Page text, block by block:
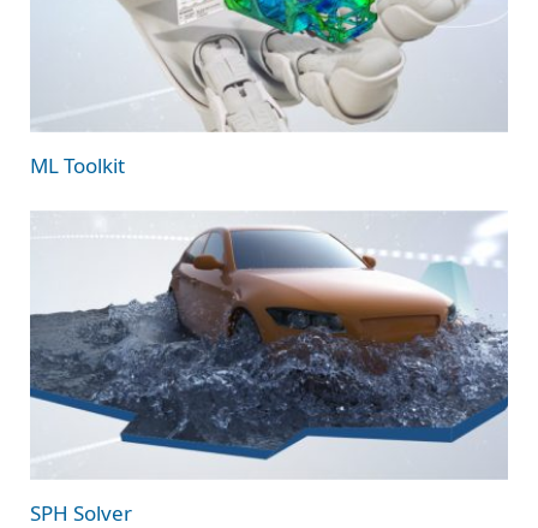
ML Toolkit
SPH Solver